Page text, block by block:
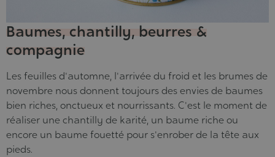
Baumes, chantilly, beurres &
compagnie
Les feuilles d'automne, l'arrivée du froid et les brumes de
novembre nous donnent toujours des envies de baumes
bien riches, onctueux et nourrissants. C'est le moment de
réaliser une chantilly de karité, un baume riche ou
encore un baume fouetté pour s'enrober de la tête aux
pieds.